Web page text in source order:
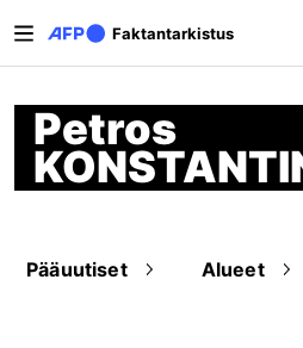
Faktantarkistus
Petros
Pääuutiset Alueet